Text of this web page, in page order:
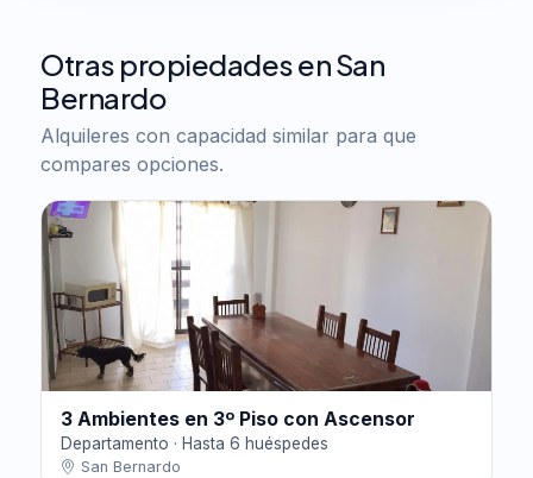
Otras propiedades en San
Bernardo
Alquileres con capacidad similar para que
compares opciones.
3 Ambientes en 3º Piso con Ascensor
Departamento · Hasta 6 huéspedes
San Bernardo